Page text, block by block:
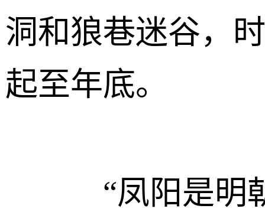
洞和狼巷迷谷，
起至年底。
“凤阳是明朝